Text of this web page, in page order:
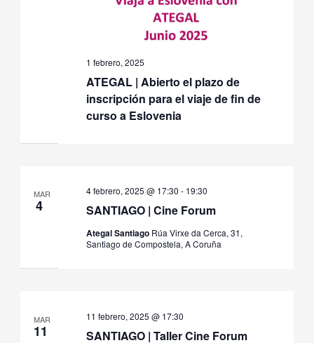
ATEGAL | Abierto el plazo de
inscripción para el viaje de fin de
curso a Eslovenia
1 febrero, 2025
MAR
4 SANTIAGO | Cine Forum
4 febrero, 2025 @ 17:30 - 19:30
Ategal Santiago Rúa Virxe da Cerca, 31,
Santiago de Compostela, A Coruña
MAR
11 SANTIAGO | Taller Cine Forum
11 febrero, 2025 @ 17:30